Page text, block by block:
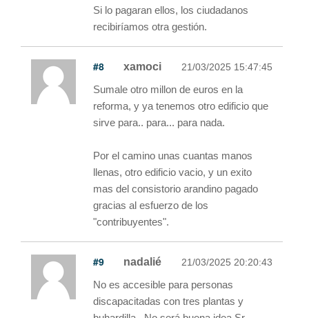
Si lo pagaran ellos, los ciudadanos
recibiríamos otra gestión.
#8 xamoci 21/03/2025 15:47:45
Sumale otro millon de euros en la
reforma, y ya tenemos otro edificio que
sirve para.. para... para nada.
Por el camino unas cuantas manos
llenas, otro edificio vacio, y un exito
mas del consistorio arandino pagado
gracias al esfuerzo de los
"contribuyentes".
#9 nadalié 21/03/2025 20:20:43
No es accesible para personas
discapacitadas con tres plantas y